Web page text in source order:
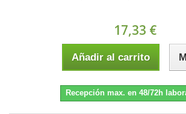
17,33 €
Añadir al carrito
Recepción max. en 48/72h